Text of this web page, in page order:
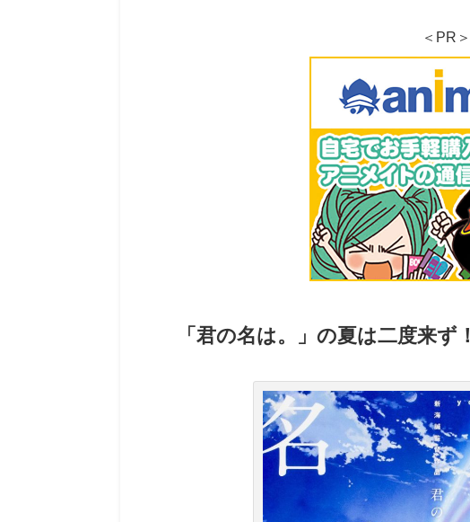
＜PR＞
「君の名は。」の夏は二度来ず！